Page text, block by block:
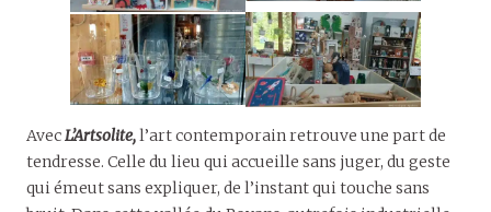
AvecL’Artsolite,l’art contemporain retrouve une part de
tendresse. Celle du lieu qui accueille sans juger, du geste
qui émeut sans expliquer, de l’instant qui touche sans